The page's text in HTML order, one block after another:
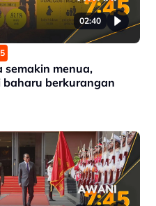
02:40
semakin menua,
baharu berkurangan